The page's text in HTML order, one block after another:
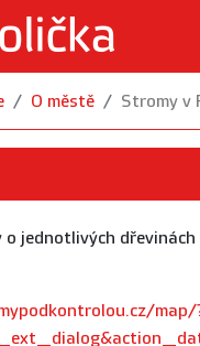
O městě Stromy v
jednotlivých
map/